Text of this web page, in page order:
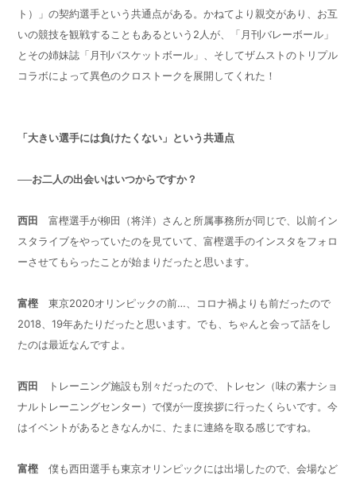
ト）」の契約選手という共通点がある。かねてより親交があり、お互
いの競技を観戦することもあるという 2 人が、「月刊バレーボール」
とその姉妹誌「月刊バスケットボール」、そしてザムストのトリプル
コラボによって異色のクロストークを展開してくれた！
「大きい選手には負けたくない」という共通点
──お二人の出会いはいつからですか？
西田 富樫選手が柳田（将洋）さんと所属事務所が同じで、以前イン
スタライブをやっていたのを見ていて、富樫選手のインスタをフォロ
ーさせてもらったことが始まりだったと思います。
富樫 東京2020オリンピックの前…、コロナ禍よりも前だったので
2018 、19年あたりだったと思います。でも、ちゃんと会って話をし
たのは最近なんですよ。
西田 トレーニング施設も別々だったので、トレセン（味の素ナショ
ナルトレーニングセンター）で僕が一度挨拶に行ったくらいです。今
はイベントがあるときなんかに、たまに連絡を取る感じですね。
富樫 僕も西田選手も東京オリンピックには出場したので、会場など